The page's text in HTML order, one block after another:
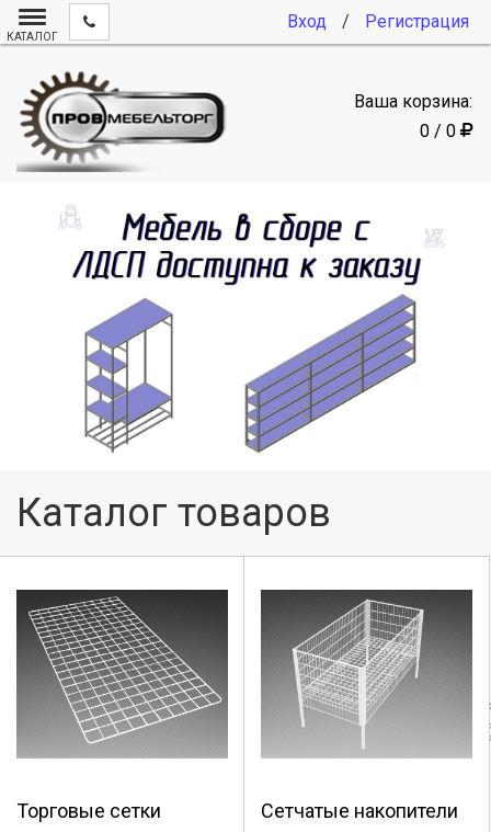
Вход / Регистрация
КАТАЛОГ
Ваша корзина:
0 / 0
Каталог товаров
Торговые сетки Сетчатые накопители